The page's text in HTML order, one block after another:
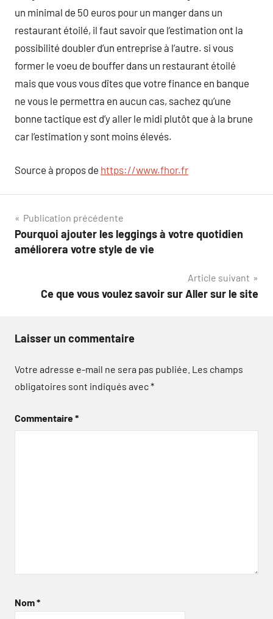
un minimal de 50 euros pour un manger dans un
restaurant étoilé, il faut savoir que l’estimation ont la
possibilité doubler d’un entreprise à l’autre. si vous
former le voeu de bouffer dans un restaurant étoilé
mais que vous vous dîtes que votre finance en banque
ne vous le permettra en aucun cas, sachez qu’une
bonne tactique est d’y aller le midi plutôt que à la brune
car l’estimation y sont moins élevés.
Source à propos de https://www.fhor.fr
Navigation
de
Publication précédente
Pourquoi ajouter les leggings à votre quotidien
améliorera votre style de vie
Article suivant
Ce que vous voulez savoir sur Aller sur le site
Laisser un commentaire
Votre adresse e-mail ne sera pas publiée. Les champs
obligatoires sont indiqués avec*
Commentaire*
Nom*